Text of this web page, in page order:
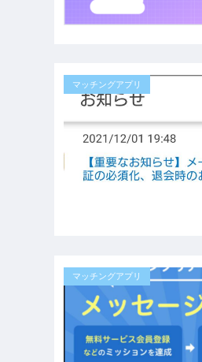
マッチングアプリ
マッチングアプリ